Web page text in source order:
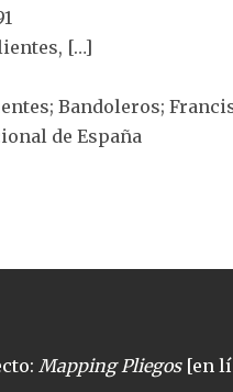
[…]
Bandoleros;
de España
Mapping Pliegos[en